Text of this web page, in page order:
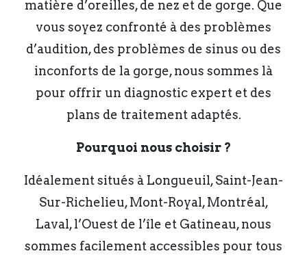
matière d’oreilles, de nez et de gorge. Que
vous soyez confronté à des problèmes
d’audition, des problèmes de sinus ou des
inconforts de la gorge, nous sommes là
pour offrir un diagnostic expert et des
plans de traitement adaptés.
Pourquoi nous choisir ?
Idéalement situés à Longueuil, Saint-Jean-
Sur-Richelieu, Mont-Royal, Montréal,
Laval, l’Ouest de l’île et Gatineau, nous
sommes facilement accessibles pour tous